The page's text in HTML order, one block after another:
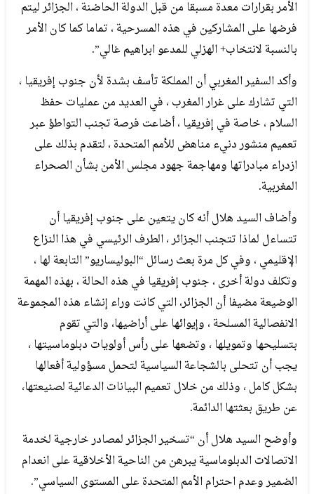
الأمر بقرارات معدة مسبقا من قبل الدولة الحاضنة ، الجزائر ليتم
فرضها على المشاركين في هذه المسرحية ، تماما كما كان الأمر
بالنسبة لانتخاب+ الهزلي للمدعو ابراهيم غالي”.
وأكد السفير المغربي أن المملكة تأسف بشدة لأن جنوب إفريقيا ،
التي تشارك على غرار المغرب ، في العديد من عمليات حفظ
السلام ، خاصة في إفريقيا ، أضاعت فرصة تجنب التواطؤ عبر
تعميم منشور دنيء مناهض للأمم المتحدة ، لتقدم بذلك على
ازدراء مبادراتها ومهاجمة جهود مجلس الأمن بشأن الصحراء
المغربية.
وأضاف السيد هلال أنه كان يتعين على جنوب إفريقيا أن
تتساءل لماذا تتجنب الجزائر ، الطرف الرئيسي في هذا النزاع
الإقليمي ، وفي كل مرة بعث رسائل “البوليساريو” التابعة لها ،
وتكلف دولة أخرى ، جنوب إفريقيا في هذه الحالة ، بهذه المهمة
الوضيعة مضيفا أن الجزائر، التي كانت وراء إنشاء هذه المجموعة
الانفصالية المسلحة ، وإيوائها على أراضيها، والتي تقوم
بتسليحها وتمويلها ، وتضعها على رأس أولويات دبلوماسيتها ،
يجب أن تتحلى بالشجاعة السياسية لتحمل مسؤولية أفعالها
بشكل كامل ، وذلك من خلال تعميم البيانات الدعائية لصنيعتها،
عن طريق بعثتها الدائمة.
وأوضح السيد هلال أن “تسخير الجزائر لمصادر خارجية لخدمة
الاتصالات الدبلوماسية يبرهن من الناحية الأخلاقية على انعدام
الضمير وعدم احترام الأمم المتحدة على المستوى السياسي”.